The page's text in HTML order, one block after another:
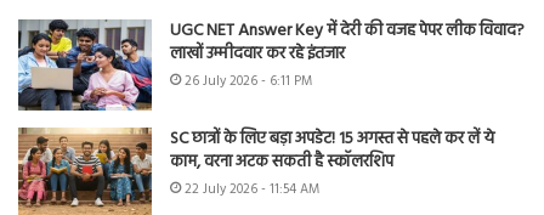
UGC NET Answer Key में देरी की वजह पेपर लीक विवाद?
लाखों उम्मीदवार कर रहे इंतजार
26 July 2026 - 6:11 PM
SC छात्रों के लिए बड़ा अपडेट! 15 अगस्त से पहले कर लें ये
काम, वरना अटक सकती है स्कॉलरशिप
22 July 2026 - 11:54 AM